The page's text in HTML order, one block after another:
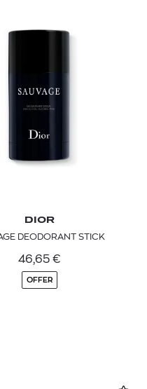
365,00 € OFFER
DIOR
DEODORANT STICK
46,65 €
OFFER